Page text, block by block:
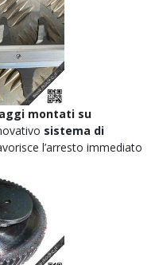
montati su
sistema di
l’arresto immediato